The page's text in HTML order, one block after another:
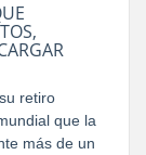
retiro
que la
más de un